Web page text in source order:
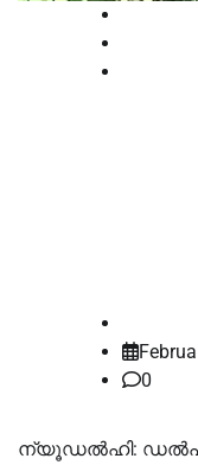
0
ന്യൂഡല്‍ഹി: